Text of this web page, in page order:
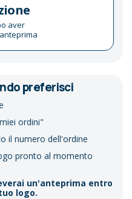
aver
preferisci
ordini"
il numero dell'ordine
pronto al momento
un'anteprima entro
logo.